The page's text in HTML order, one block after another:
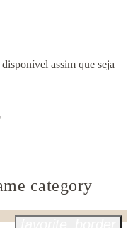
assim que seja
category